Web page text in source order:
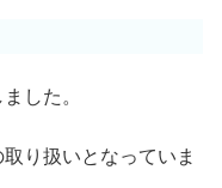
した。
り扱いとなっていま